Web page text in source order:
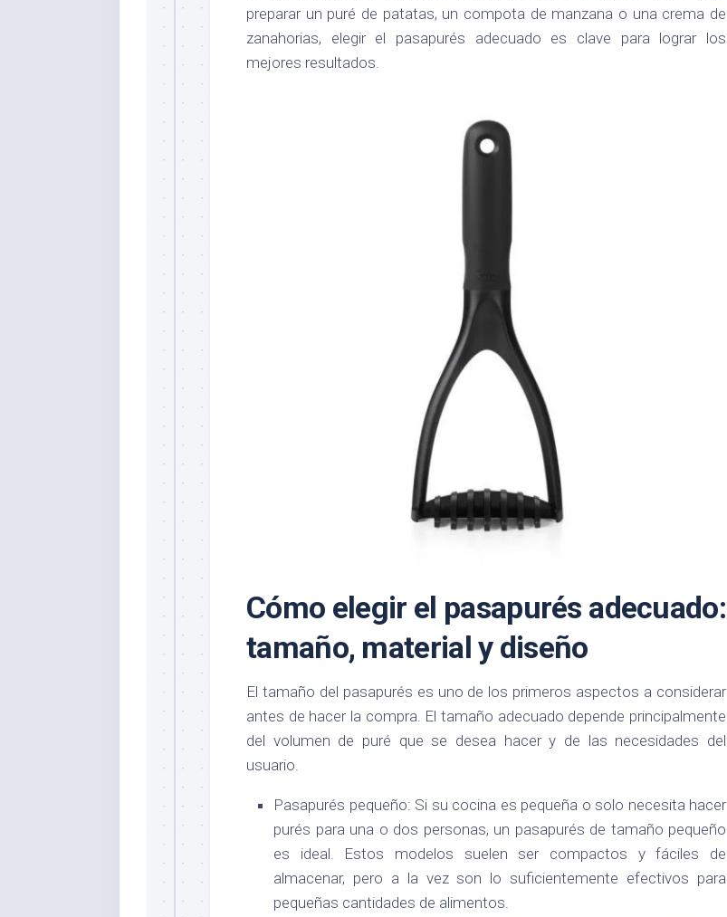
preparar un puré de patatas, un compota de manzana o una crema de
zanahorias, elegir el pasapurés adecuado es clave para lograr los
mejores resultados.
Cómo elegir el pasapurés adecuado:
tamaño, material y diseño
El tamaño del pasapurés es uno de los primeros aspectos a considerar
antes de hacer la compra. El tamaño adecuado depende principalmente
del volumen de puré que se desea hacer y de las necesidades del
usuario.
Pasapurés pequeño: Si su cocina es pequeña o solo necesita hacer
purés para una o dos personas, un pasapurés de tamaño pequeño
es ideal. Estos modelos suelen ser compactos y fáciles de
almacenar, pero a la vez son lo suficientemente efectivos para
pequeñas cantidades de alimentos.